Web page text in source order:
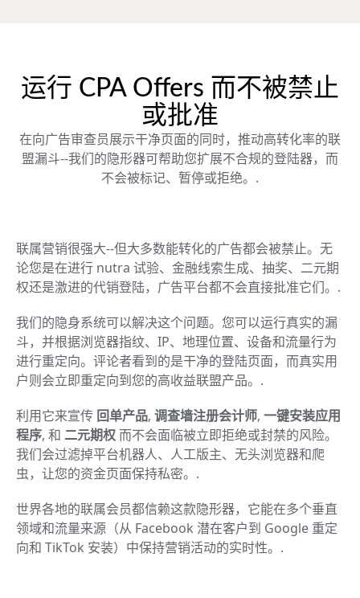
运行 CPA Offers 而不被禁止
或批准
在向广告审查员展示干净页面的同时，推动高转化率的联
盟漏斗--我们的隐形器可帮助您扩展不合规的登陆器，而
不会被标记、暂停或拒绝。.
联属营销很强大--但大多数能转化的广告都会被禁止。无
论您是在进行 nutra 试验、金融线索生成、抽奖、二元期
权还是激进的代销登陆，广告平台都不会直接批准它们。.
我们的隐身系统可以解决这个问题。您可以运行真实的漏
斗，并根据浏览器指纹、IP、地理位置、设备和流量行为
进行重定向。评论者看到的是干净的登陆页面，而真实用
户则会立即重定向到您的高收益联盟产品。.
利用它来宣传 回单产品, 调查墙注册会计师, 一键安装应用
程序, 和 二元期权 而不会面临被立即拒绝或封禁的风险。
我们会过滤掉平台机器人、人工版主、无头浏览器和爬
虫，让您的资金页面保持私密。.
世界各地的联属会员都信赖这款隐形器，它能在多个垂直
领域和流量来源（从 Facebook 潜在客户到 Google 重定
向和 TikTok 安装）中保持营销活动的实时性。.